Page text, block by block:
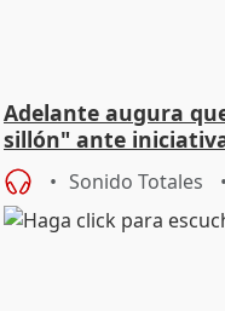
Adelante augura
sillón" ante
Sonido Totales